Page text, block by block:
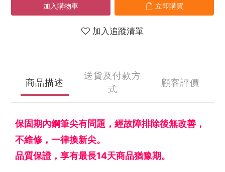
加入購物車 立即購買
加入追蹤清單
商品描述
送貨及付款方
式
顧客評價
保固期內鋼筆尖有問題，經故障排除後無改善，
不維修，一律換新尖。
品質保證，享有最長14天商品猶豫期。